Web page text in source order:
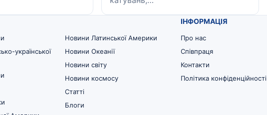
української
Новини Латинської Америки
Новини Океанії
Новини світу
Новини космосу
Статті
Блоги
ІНФОРМАЦІЯ
Про нас
Співпраця
Контакти
Політика конфіденційності